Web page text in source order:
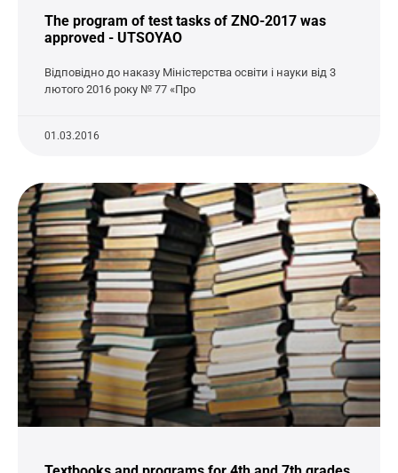
The program of test tasks of ZNO-2017 was
approved - UTSOYAO
Відповідно до наказу Міністерства освіти і науки від 3
лютого 2016 року № 77 «Про
01.03.2016